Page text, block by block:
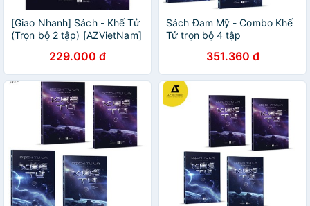
[Giao Nhanh] Sách - Khế Tử
(Trọn bộ 2 tập) [AZVietNam]
229.000 đ
Sách Đam Mỹ - Combo Khế
Tử trọn bộ 4 tập
351.360 đ